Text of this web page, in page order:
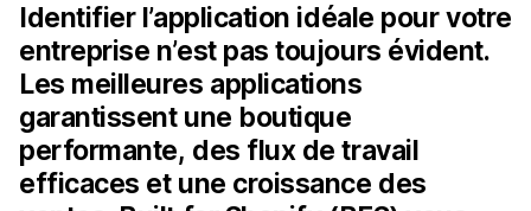
Identifier l’application idéale pour votre
entreprise n’est pas toujours évident.
Les meilleures applications
garantissent une boutique
performante, des flux de travail
efficaces et une croissance des